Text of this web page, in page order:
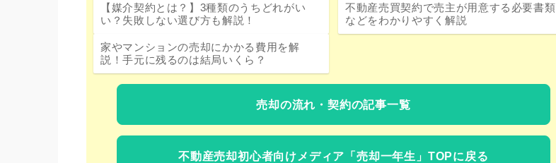
【媒介契約とは？】3種類のうちどれがい
い？失敗しない選び方も解説！
不動産売買契約で売主が用意する必要書類
などをわかりやすく解説
家やマンションの売却にかかる費用を解
説！手元に残るのは結局いくら？
売却の流れ・契約の記事一覧
不動産売却初心者向けメディア 「売却一年生」TOPに戻る